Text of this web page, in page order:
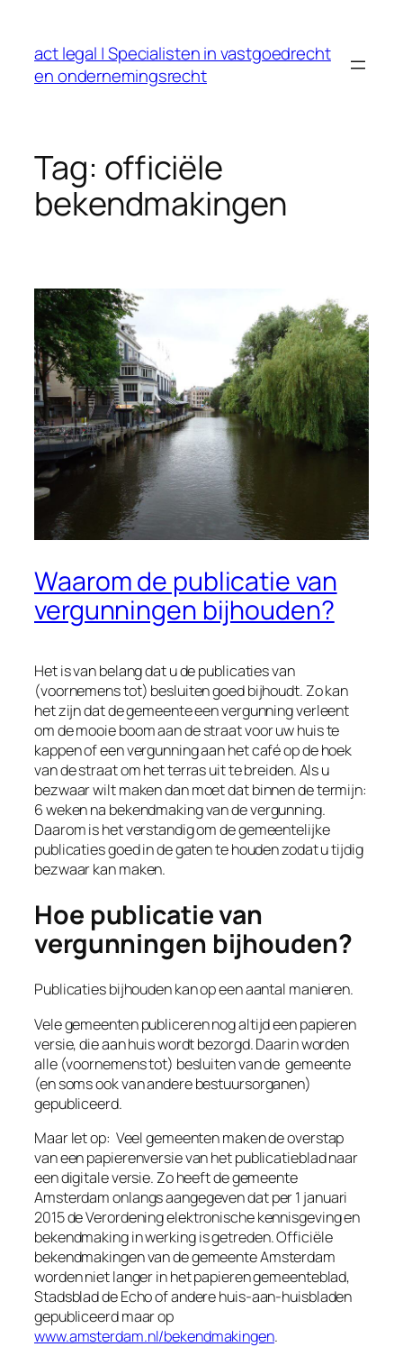
inhoud
act legal | Specialisten in vastgoedrecht
en ondernemingsrecht
Tag: officiële
bekendmakingen
Waarom de publicatie van
vergunningen bijhouden?
Het is van belang dat u de publicaties van
(voornemens tot) besluiten goed bijhoudt. Zo kan
het zijn dat de gemeente een vergunning verleent
om de mooie boom aan de straat voor uw huis te
kappen of een vergunning aan het café op de hoek
van de straat om het terras uit te breiden. Als u
bezwaar wilt maken dan moet dat binnen de termijn:
6 weken na bekendmaking van de vergunning.
Daarom is het verstandig om de gemeentelijke
publicaties goed in de gaten te houden zodat u tijdig
bezwaar kan maken.
Hoe publicatie van
vergunningen bijhouden?
Publicaties bijhouden kan op een aantal manieren.
Vele gemeenten publiceren nog altijd een papieren
versie, die aan huis wordt bezorgd. Daarin worden
alle (voornemens tot) besluiten van de gemeente
(en soms ook van andere bestuursorganen)
gepubliceerd.
Maar let op: Veel gemeenten maken de overstap
van een papierenversie van het publicatieblad naar
een digitale versie. Zo heeft de gemeente
Amsterdam onlangs aangegeven dat per 1 januari
2015 deVerordening elektronische kennisgeving en
bekendmakingin werking is getreden. Officiële
bekendmakingen van de gemeente Amsterdam
worden niet langer in het papieren gemeenteblad,
Stadsblad de Echo of andere huis-aan-huisbladen
gepubliceerd maar op
www.amsterdam.nl/bekendmakingen.